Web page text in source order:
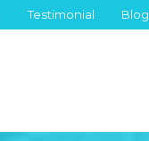
Testimonial Blog